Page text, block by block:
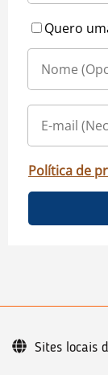
Quero
Política de
Sites locais